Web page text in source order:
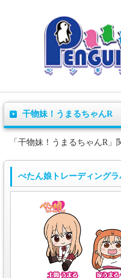
干物妹！うまるちゃんR
「干物妹！うまるちゃんR」
ぺたん娘トレーディング